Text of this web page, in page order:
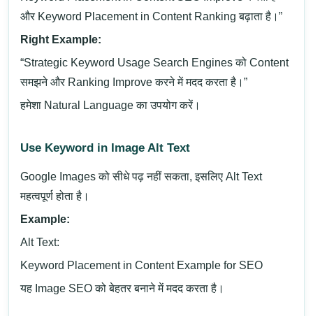
और Keyword Placement in Content Ranking बढ़ाता है।”
Right Example:
“Strategic Keyword Usage Search Engines को Content
समझने और Ranking Improve करने में मदद करता है।”
हमेशा Natural Language का उपयोग करें।
Use Keyword in Image Alt Text
Google Images को सीधे पढ़ नहीं सकता, इसलिए Alt Text
महत्वपूर्ण होता है।
Example:
Alt Text:
Keyword Placement in Content Example for SEO
यह Image SEO को बेहतर बनाने में मदद करता है।